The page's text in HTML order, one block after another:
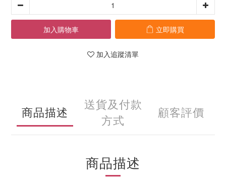
加入購物車 立即購買
加入追蹤清單
商品描述
送貨及付款
方式
顧客評價
商品描述